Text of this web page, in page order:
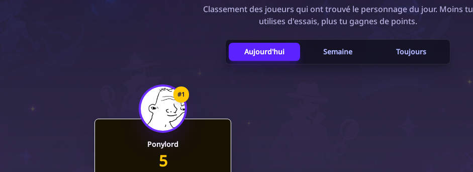
Classement des joueurs qui ont trouvé le personnage du jour. Moins tu
utilises d'essais, plus tu gagnes de points.
Aujourd'hui Semaine Toujours
#1
Ponylord
5